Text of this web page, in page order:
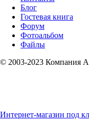
Блог
Гостевая книга
Форум
Фотоальбом
Файлы
© 2003-2023 Компания
Интернет-магазин под